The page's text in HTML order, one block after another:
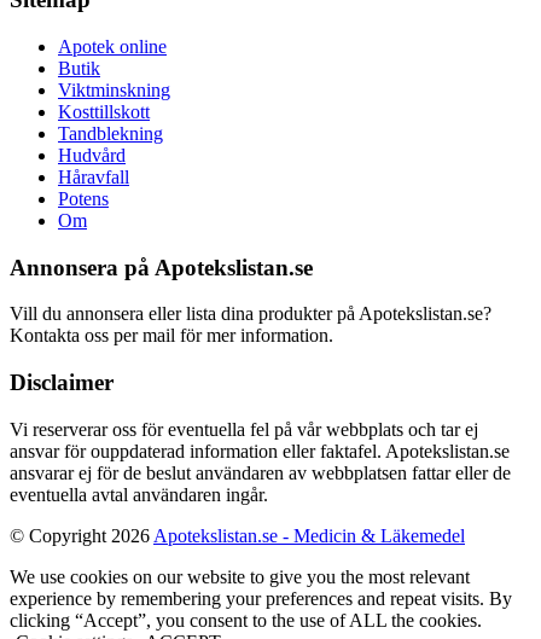
Apotek online
Butik
Viktminskning
Kosttillskott
Tandblekning
Hudvård
Håravfall
Potens
Om
Annonsera på Apotekslistan.se
Vill du annonsera eller lista dina produkter på Apotekslistan.se?
Kontakta oss per mail för mer information.
Disclaimer
Vi reserverar oss för eventuella fel på vår webbplats och tar ej
ansvar för ouppdaterad information eller faktafel. Apotekslistan.se
ansvarar ej för de beslut användaren av webbplatsen fattar eller de
eventuella avtal användaren ingår.
© Copyright 2026 Apotekslistan.se - Medicin & Läkemedel
We use cookies on our website to give you the most relevant
experience by remembering your preferences and repeat visits. By
clicking “Accept”, you consent to the use of ALL the cookies.